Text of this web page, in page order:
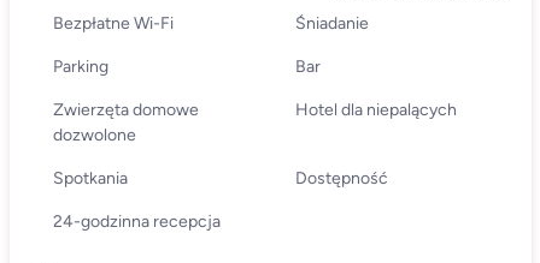
Bezpłatne Wi-Fi Śniadanie
Parking Bar
Zwierzęta domowe
dozwolone
Hotel dla niepalących
Spotkania Dostępność
24-godzinna recepcja